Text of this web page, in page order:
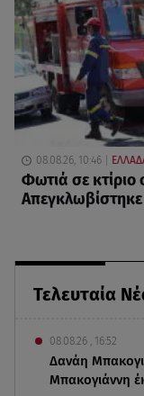
Τελευταία
08.08.26 , 16:52
Δανάη
Μπακογιάννη
08.08.26, 10:46
Φωτιά σε